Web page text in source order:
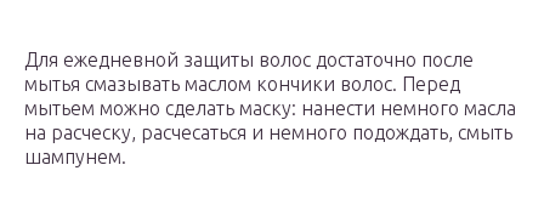
Для ежедневной защиты волос достаточно после
мытья смазывать маслом кончики волос. Перед
мытьем можно сделать маску: нанести немного масла
на расческу, расчесаться и немного подождать, смыть
шампунем.